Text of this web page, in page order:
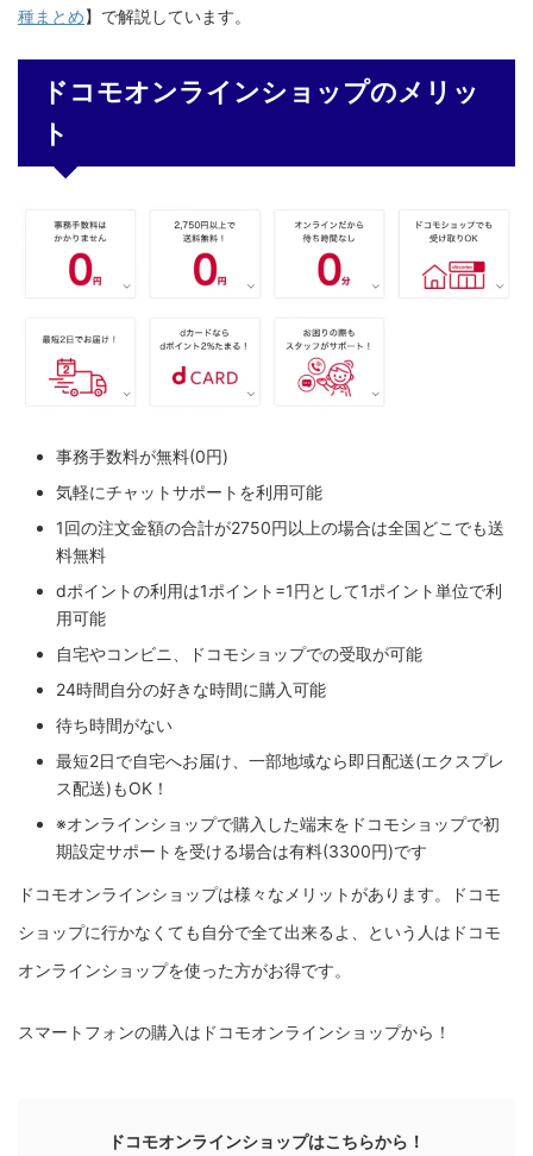
種まとめ】で解説しています。
ドコモオンラインショップのメリッ
ト
事務手数料が無料(0円)
気軽にチャットサポートを利用可能
1回の注文金額の合計が2750円以上の場合は全国どこでも送
料無料
dポイントの利用は1ポイント=1円として1ポイント単位で利
用可能
自宅やコンビニ、ドコモショップでの受取が可能
24時間自分の好きな時間に購入可能
待ち時間がない
最短2日で自宅へお届け、一部地域なら即日配送(エクスプレ
ス配送)もOK！
※オンラインショップで購入した端末をドコモショップで初
期設定サポートを受ける場合は有料(3300円)です
ドコモオンラインショップは様々なメリットがあります。ドコモ
ショップに行かなくても自分で全て出来るよ、という人はドコモ
オンラインショップを使った方がお得です。
スマートフォンの購入はドコモオンラインショップから！
ドコモオンラインショップはこちらから！